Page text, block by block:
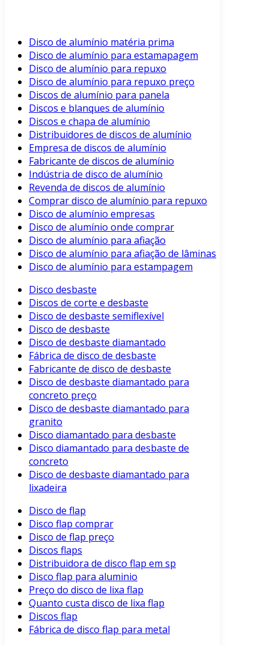
Disco de alumínio matéria prima
Disco de alumínio para estamapagem
Disco de alumínio para repuxo
Disco de alumínio para repuxo preço
Discos de alumínio para panela
Discos e blanques de alumínio
Discos e chapa de alumínio
Distribuidores de discos de alumínio
Empresa de discos de alumínio
Fabricante de discos de alumínio
Indústria de disco de alumínio
Revenda de discos de alumínio
Comprar disco de alumínio para repuxo
Disco de alumínio empresas
Disco de alumínio onde comprar
Disco de alumínio para afiação
Disco de alumínio para afiação de lâminas
Disco de alumínio para estampagem
Disco desbaste
Discos de corte e desbaste
Disco de desbaste semiflexível
Disco de desbaste
Disco de desbaste diamantado
Fábrica de disco de desbaste
Fabricante de disco de desbaste
Disco de desbaste diamantado para
concreto preço
Disco de desbaste diamantado para
granito
Disco diamantado para desbaste
Disco diamantado para desbaste de
concreto
Disco de desbaste diamantado para
lixadeira
Disco de flap
Disco flap comprar
Disco de flap preço
Discos flaps
Distribuidora de disco flap em sp
Disco flap para aluminio
Preço do disco de lixa flap
Quanto custa disco de lixa flap
Discos flap
Fábrica de disco flap para metal